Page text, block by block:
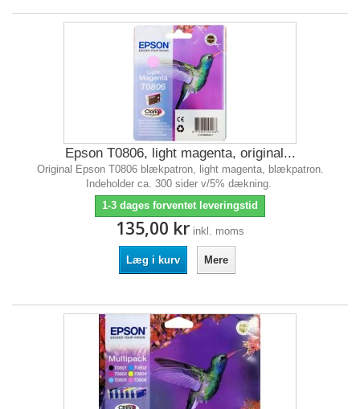
Epson T0806, light magenta, original...
Original Epson T0806 blækpatron, light magenta, blækpatron.
Indeholder ca. 300 sider v/5% dækning.
1-3 dages forventet leveringstid
135,00 kr inkl. moms
Læg i kurv Mere